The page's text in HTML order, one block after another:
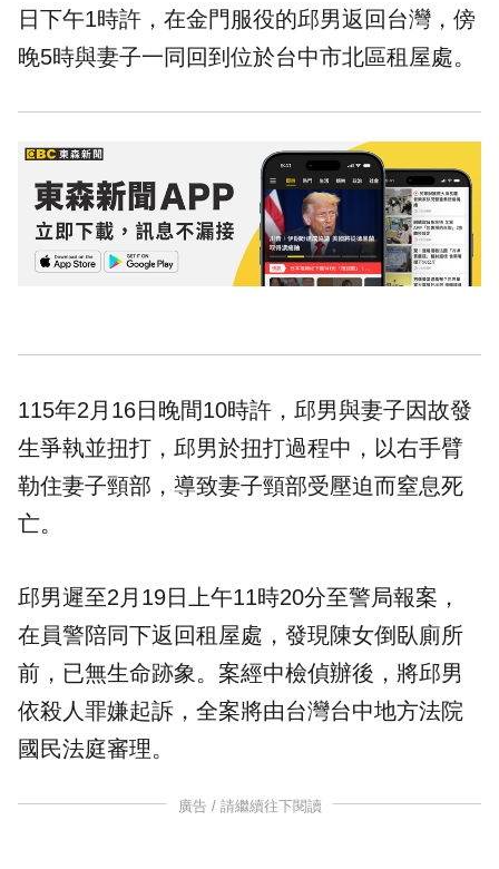
日下午1時許，在金門服役的邱男返回台灣，傍
晚5時與妻子一同回到位於台中市北區租屋處。
115年2月16日晚間10時許，邱男與妻子因故發
生爭執並扭打，邱男於扭打過程中，以右手臂
勒住妻子頸部，導致妻子頸部受壓迫而窒息死
亡。
邱男遲至2月19日上午11時20分至警局報案，
在員警陪同下返回租屋處，發現陳女倒臥廁所
前，已無生命跡象。案經中檢偵辦後，將邱男
依殺人罪嫌起訴，全案將由台灣台中地方法院
國民法庭審理。
廣告 / 請繼續往下閱讀